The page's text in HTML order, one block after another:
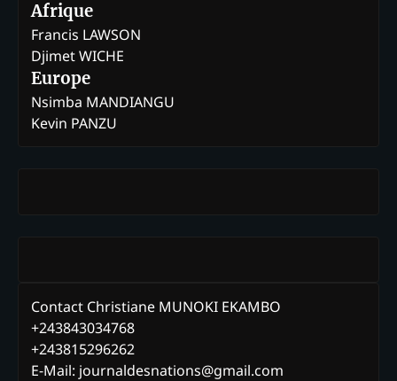
Afrique
Francis LAWSON
Djimet WICHE
Europe
Nsimba MANDIANGU
Kevin PANZU
Contact Christiane MUNOKI EKAMBO
+243843034768
+243815296262
E-Mail: journaldesnations@gmail.com